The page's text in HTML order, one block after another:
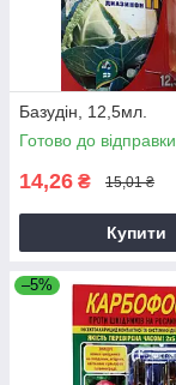
Базудін, 12,5мл.
Готово до відправки
14,26 ₴ 15,01 ₴
Купити
–5%